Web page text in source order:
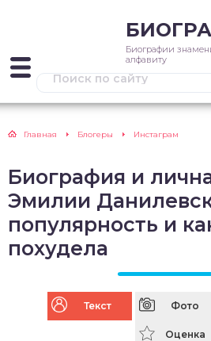
Биографии
алфавиту
Главная Блогеры Инстаграм
Биография и
Эмилии
популярность и
похудела
Текст Фото
Оценка